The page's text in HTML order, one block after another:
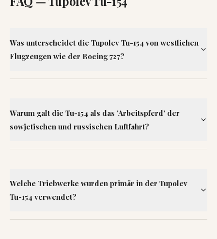
Was unterscheidet die Tupolev Tu-154 von westlichen
Flugzeugen wie der Boeing 727?
Warum galt die Tu-154 als das 'Arbeitspferd' der
sowjetischen und russischen Luftfahrt?
Welche Triebwerke wurden primär in der Tupolev
Tu-154 verwendet?